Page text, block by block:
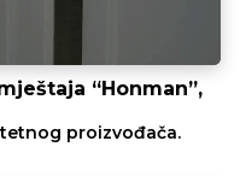
“Honman”,
proizvođača.